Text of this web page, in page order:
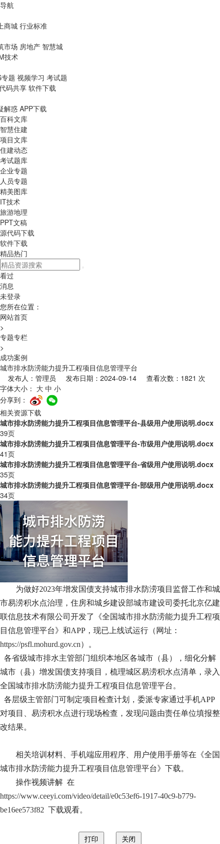
导航
商城 行业标准
市场 房地产 智慧城
技术
题 视频学习 考试题
码共享 软件下载
解惑 APP下载
百科文库
智慧住建
项目文库
住建动态
考试题库
企业专题
人员专题
精美图库
IT技术
旅游地理
PPT文稿
源代码下载
软件下载
精品热门
看过
消息
未登录
您所在位置：
网站首页
>
专题专栏
>
成功案例
城市排水防涝能力提升工程项目信息管理平台
发布人：管理员 发布日期：2024-09-14 查看次数：1821 次
字体大小： 大 中 小
分享到：
相关资源下载
城市排水防涝能力提升工程项目信息管理平台-县级用户使用说明.docx
39页
城市排水防涝能力提升工程项目信息管理平台-市级用户使用说明.docx
41页
城市排水防涝能力提升工程项目信息管理平台-省级用户使用说明.docx
35页
城市排水防涝能力提升工程项目信息管理平台-部级用户使用说明.docx
34页
为做好2023年增发国债支持城市排水防涝项目监督工作和城
市易涝积水点治理，住房和城乡建设部城市建设司委托北京亿建
联信息技术有限公司开发了《全国城市排水防涝能力提升工程项
目信息管理平台》和APP，现已上线试运行（网址：
https://psfl.mohurd.gov.cn）。
各省级城市排水主管部门组织本地区各城市（县），细化分解
城市（县）增发国债支持项目，梳理城区易涝积水点清单，录入
全国城市排水防涝能力提升工程项目信息管理平台。
各层级主管部门可制定项目检查计划，委派专家通过手机APP
对项目、易涝积水点进行现场检查，发现问题由责任单位填报整
改结果。
相关培训材料、手机端应用程序、用户使用手册等在《全国
城市排水防涝能力提升工程项目信息管理平台》下载。
操作视频讲解 在
https://www.ceeyi.com/video/detail/e0c53ef6-1917-40c9-b779-
be16ee573f82 下载观看。